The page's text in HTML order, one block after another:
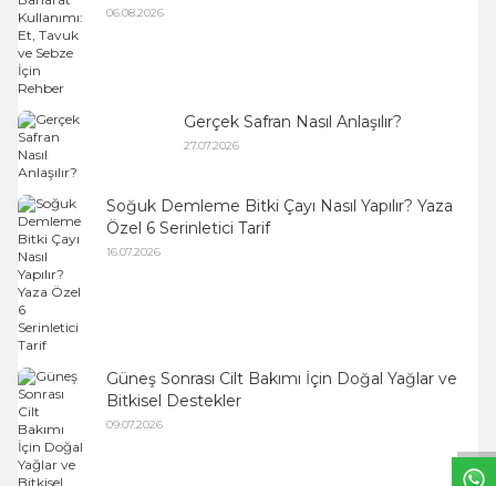
06.08.2026
Gerçek Safran Nasıl Anlaşılır?
27.07.2026
Soğuk Demleme Bitki Çayı Nasıl Yapılır? Yaza
Özel 6 Serinletici Tarif
16.07.2026
Güneş Sonrası Cilt Bakımı İçin Doğal Yağlar ve
Bitkisel Destekler
09.07.2026